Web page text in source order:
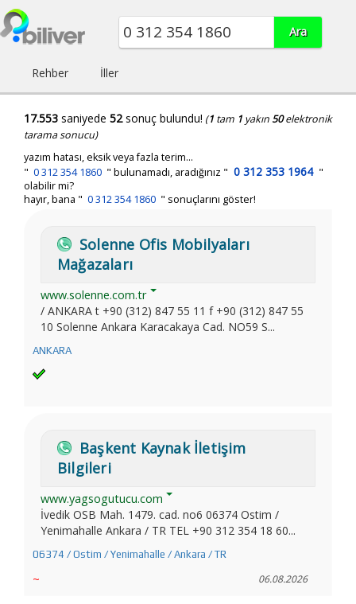
Rehber İller
17.553 saniyede 52sonuç bulundu! (1 tam 1 yakın 50elektronik
tarama sonucu)
yazım hatası, eksik veya fazla terim...
" 0 312 354 1860 " bulunamadı, aradığınız " 0 312 353 1964 "
olabilir mi?
hayır, bana " 0 312 354 1860 " sonuçlarını göster!
Solenne Ofis Mobilyaları
Mağazaları
www.solenne.com.tr
/ ANKARA t +90 (312) 847 55 11 f +90 (312) 847 55
10 Solenne Ankara Karacakaya Cad. NO59 S...
ANKARA
Başkent Kaynak İletişim
Bilgileri
www.yagsogutucu.com
İvedik OSB Mah. 1479. cad. no6 06374 Ostim /
Yenimahalle Ankara / TR TEL +90 312 354 18 60...
06374 / Ostim / Yenimahalle / Ankara / TR
~ 06.08.2026